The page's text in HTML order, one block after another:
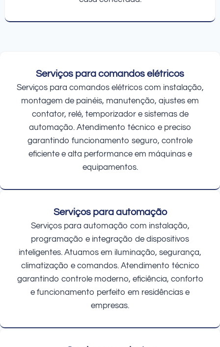
Serviços para comandos elétricos
Serviços para comandos elétricos com instalação,
montagem de painéis, manutenção, ajustes em
contator, relé, temporizador e sistemas de
automação. Atendimento técnico e preciso
garantindo funcionamento seguro, controle
eficiente e alta performance em máquinas e
equipamentos.
Serviços para automação
Serviços para automação com instalação,
programação e integração de dispositivos
inteligentes. Atuamos em iluminação, segurança,
climatização e comandos. Atendimento técnico
garantindo controle moderno, eficiência, conforto
e funcionamento perfeito em residências e
empresas.